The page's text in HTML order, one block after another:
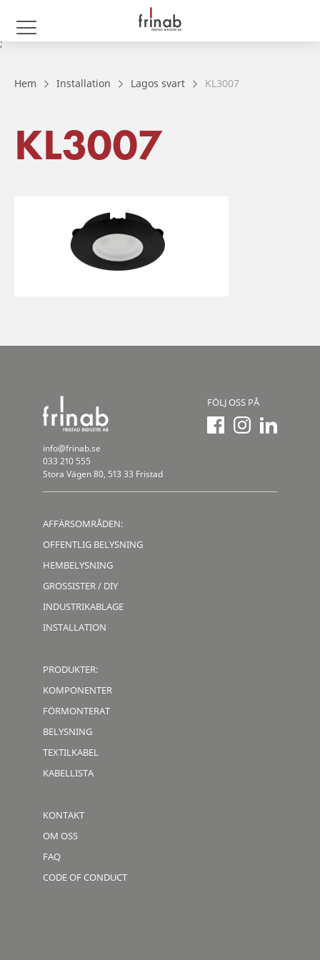
;
Hem Installation Lagos svart KL3007
KL3007
info@frinab.se
033 210 555
Stora Vägen 80, 513 33 Fristad
FÖLJ OSS PÅ
AFFÄRSOMRÅDEN:
OFFENTLIG BELYSNING
HEMBELYSNING
GROSSISTER / DIY
INDUSTRIKABLAGE
INSTALLATION
PRODUKTER:
KOMPONENTER
FÖRMONTERAT
BELYSNING
TEXTILKABEL
KABELLISTA
KONTAKT
OM OSS
FAQ
CODE OF CONDUCT